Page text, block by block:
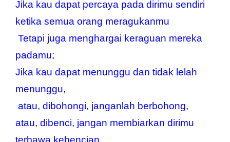
Jika kau dapat percaya pada dirimu sendiri
ketika semua orang meragukanmu
padamu;
Jika kau dapat menunggu dan tidak lelah
menunggu,
atau, dibohongi, janganlah berbohong,
atau, dibenci, jangan membiarkan dirimu
terbawa kebencian